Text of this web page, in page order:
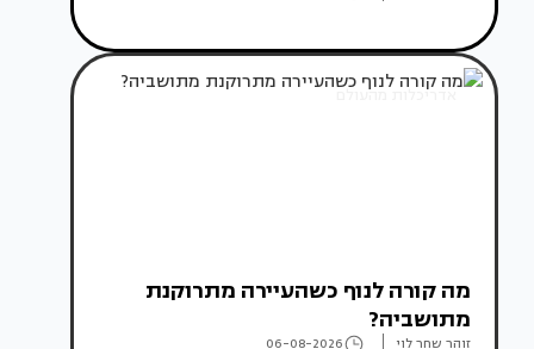
אדריכלות מהעולם
מה קורה לנוף כשהעיירה מתרוקנת
מתושביה?
זוהר שחר לוי 06-08-2026